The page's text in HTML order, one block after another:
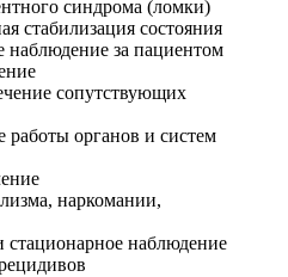
синдрома (ломки)
стабилизация состояния
наблюдение за пациентом
сопутствующих
работы органов и систем
наркомании,
стационарное наблюдение